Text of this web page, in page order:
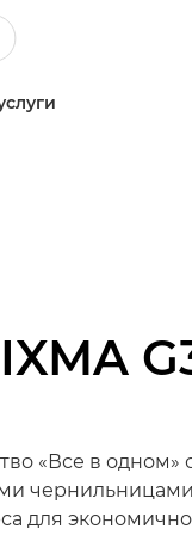
«Все в одном»
чернильницами
для